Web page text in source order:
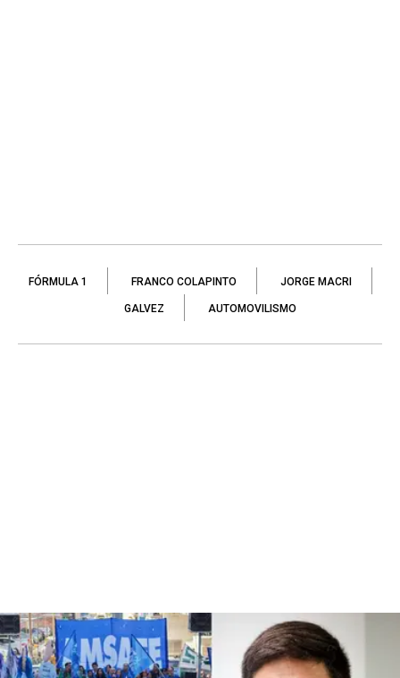
FÓRMULA 1 FRANCO COLAPINTO JORGE MACRI
GALVEZ AUTOMOVILISMO